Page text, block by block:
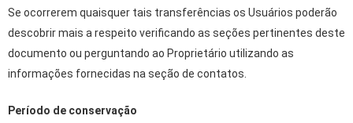
Se ocorrerem quaisquer tais transferências os Usuários poderão
descobrir mais a respeito verificando as seções pertinentes deste
documento ou perguntando ao Proprietário utilizando as
informações fornecidas na seção de contatos.
Período de conservação